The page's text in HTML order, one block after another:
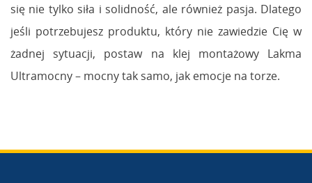
się nie tylko siła i solidność, ale również pasja. Dlatego
jeśli potrzebujesz produktu, który nie zawiedzie Cię w
żadnej sytuacji, postaw na klej montażowy Lakma
Ultramocny – mocny tak samo, jak emocje na torze.